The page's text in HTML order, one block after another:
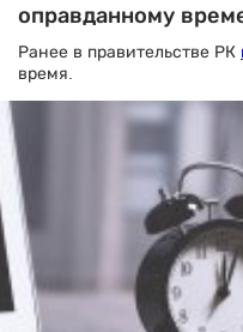
оправданному
Ранее в правительстве РК
время.